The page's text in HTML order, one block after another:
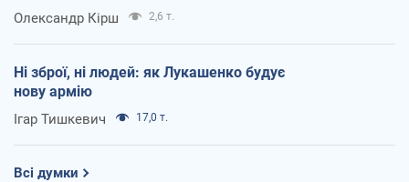
Олександр Кірш 2,6 т.
Ні зброї, ні людей: як Лукашенко будує
нову армію
Ігар Тишкевич 17,0 т.
Всі думки